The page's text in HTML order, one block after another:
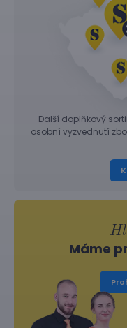
Další doplňkový
osobní vyzvednutí
Máme